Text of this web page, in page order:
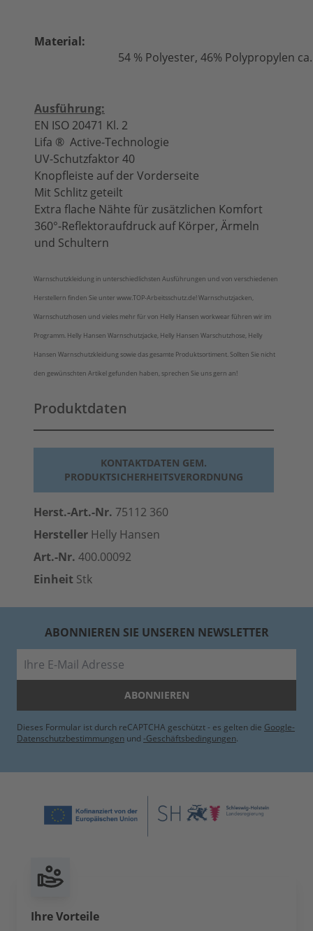
Material:
54 % Polyester, 46% Polypropylen
Ausführung:
EN ISO 20471 Kl. 2
Lifa ® Active-Technologie
UV-Schutzfaktor 40
Knopfleiste auf der Vorderseite
Mit Schlitz geteilt
Extra flache Nähte für zusätzlichen Komfort
360°-Reflektoraufdruck auf Körper, Ärmeln
und Schultern
Warnschutzkleidung in unterschiedlichsten Ausführungen und von verschiedenen
Herstellern finden Sie unter www.TOP-Arbeitsschutz.de! Warnschutzjacken,
Warnschutzhosen und vieles mehr für von Helly Hansen workwear führen wir im
Programm. Helly Hansen Warnschutzjacke, Helly Hansen Warschutzhose, Helly
Hansen Warnschutzkleidung sowie das gesamte Produktsortiment. Sollten Sie nicht
den gewünschten Artikel gefunden haben, sprechen Sie uns gern an!
Produktdaten
KONTAKTDATEN GEM.
PRODUKTSICHERHEITSVERORDNUNG
Herst.-Art.-Nr. 75112 360
Hersteller Helly Hansen
Art.-Nr. 400.00092
Einheit Stk
ABONNIEREN SIE UNSEREN NEWSLETTER
ABONNIEREN
Dieses Formular ist durch reCAPTCHA geschützt - es gelten die Google-
Datenschutzbestimmungen und -Geschäftsbedingungen.
Ihre Vorteile